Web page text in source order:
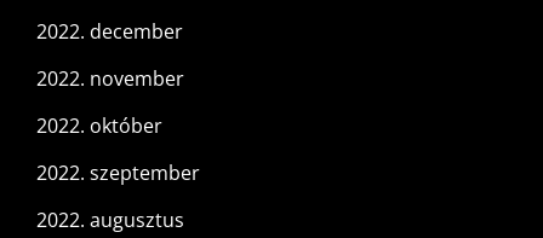
2022. december
2022. november
2022. október
2022. szeptember
2022. augusztus